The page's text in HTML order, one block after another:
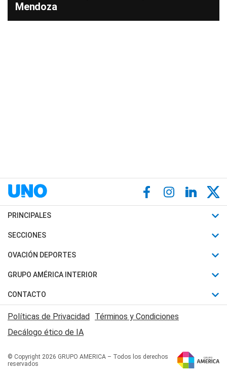
Mendoza
PRINCIPALES
Últimas Noticias
Política
Judiciales
Economia
SECCIONES
Horóscopo
Motores
Trucos caseros
Series y Películas
Edictos y Solicitadas
OVACIÓN DEPORTES
Fútbol
Mundial
Automovilismo
Rugby
Básquet
GRUPO AMÉRICA INTERIOR
Canal 7 en Vivo
San Juan 8
CONTACTO
Acerca de Nosotros
Contactanos
Políticas de Privacidad Términos y Condiciones
Decálogo ético de IA
© Copyright 2026 GRUPO AMERICA – Todos los derechos
reservados